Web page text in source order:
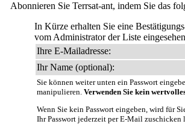
Abonnieren Sie Terrsat-ant, indem Sie das
In Kürze erhalten Sie eine
vom Administrator der Liste
Ihre E-Mailadresse:
Ihr Name (optional):
Sie können weiter unten ein Passwort
manipulieren. Verwenden Sie kein
Wenn Sie kein Passwort eingeben, wird für
Ihr Passwort jederzeit per E-Mail